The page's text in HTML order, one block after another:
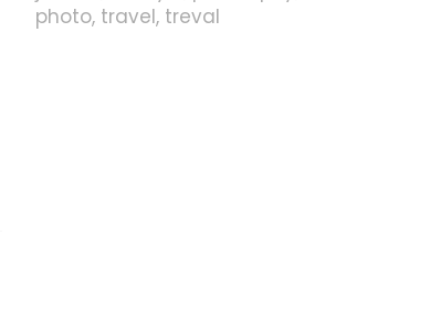
photo travel treval